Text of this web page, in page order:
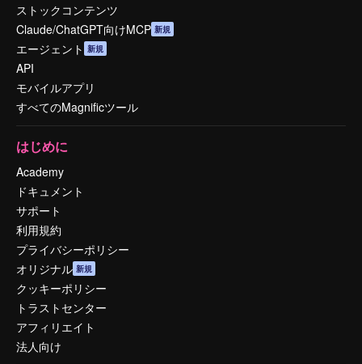
ストックコンテンツ
Claude/ChatGPT向けMCP 新規
エージェント 新規
API
モバイルアプリ
すべてのMagnificツール
はじめに
Academy
ドキュメント
サポート
利用規約
プライバシーポリシー
オリジナル 新規
クッキーポリシー
トラストセンター
アフィリエイト
法人向け